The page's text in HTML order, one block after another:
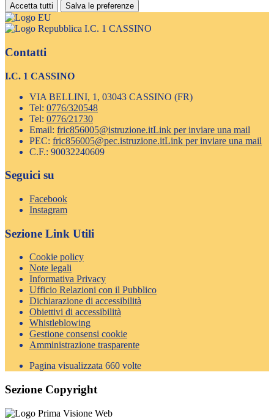
Accetta tutti Salva le preferenze
I.C. 1 CASSINO
Contatti
I.C. 1 CASSINO
VIA BELLINI, 1, 03043 CASSINO (FR)
Tel: 0776/320548
Tel: 0776/21730
Email: fric856005@istruzione.itLink per inviare una mail
PEC: fric856005@pec.istruzione.itLink per inviare una mail
C.F.: 90032240609
Seguici su
Facebook
Instagram
Sezione Link Utili
Cookie policy
Note legali
Informativa Privacy
Ufficio Relazioni con il Pubblico
Dichiarazione di accessibilità
Obiettivi di accessibilità
Whistleblowing
Gestione consensi cookie
Amministrazione trasparente
Pagina visualizzata 660 volte
Sezione Copyright